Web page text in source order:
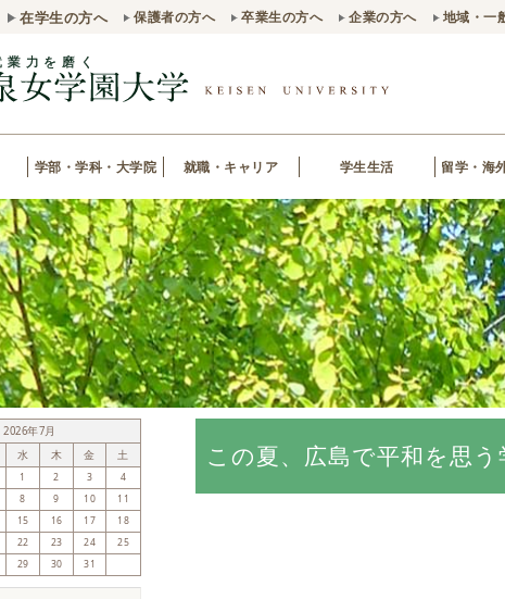
在学生の方へ 保護者の方へ 卒業生の方へ 企業の方へ 地域・一
学部・学科・大学院 就職・キャリア 学生生活 留学・海
この夏、広島で平和を思
2026年7月
水 木 金 土
1 2 3
4
8 9 10
11
15 16 17
18
22 23 24
25
29 30 31